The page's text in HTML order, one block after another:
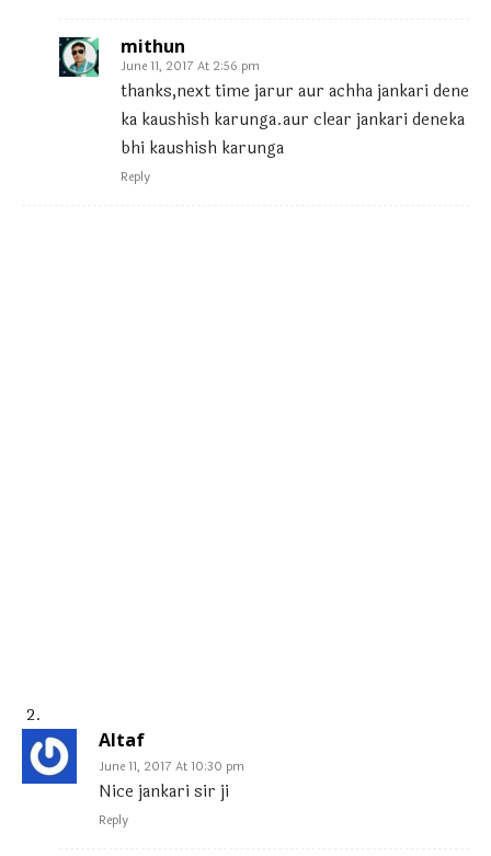
mithun
June 11, 2017 At 2:56 pm
thanks,next time jarur aur achha jankari dene
ka kaushish karunga.aur clear jankari deneka
bhi kaushish karunga
Reply
Altaf
June 11, 2017 At 10:30 pm
Nice jankari sir ji
Reply